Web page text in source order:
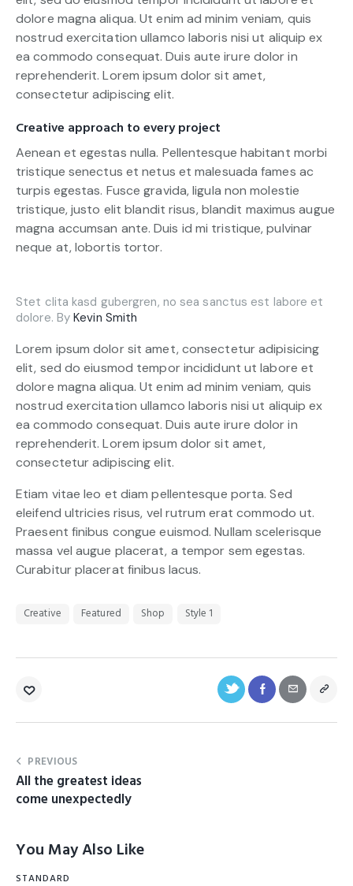
dolore magna aliqua. Ut enim ad minim veniam, quis
nostrud exercitation ullamco laboris nisi ut aliquip ex
ea commodo consequat. Duis aute irure dolor in
reprehenderit. Lorem ipsum dolor sit amet,
consectetur adipiscing elit.
Creative approach to every project
Aenean et egestas nulla. Pellentesque habitant morbi
tristique senectus et netus et malesuada fames ac
turpis egestas. Fusce gravida, ligula non molestie
tristique, justo elit blandit risus, blandit maximus augue
magna accumsan ante. Duis id mi tristique, pulvinar
neque at, lobortis tortor.
Stet clita kasd gubergren, no sea sanctus est labore et
dolore. ByKevin Smith
Lorem ipsum dolor sit amet, consectetur adipisicing
elit, sed do eiusmod tempor incididunt ut labore et
dolore magna aliqua. Ut enim ad minim veniam, quis
nostrud exercitation ullamco laboris nisi ut aliquip ex
ea commodo consequat. Duis aute irure dolor in
reprehenderit. Lorem ipsum dolor sit amet,
consectetur adipiscing elit.
Etiam vitae leo et diam pellentesque porta. Sed
eleifend ultricies risus, vel rutrum erat commodo ut.
Praesent finibus congue euismod. Nullam scelerisque
massa vel augue placerat, a tempor sem egestas.
Curabitur placerat finibus lacus.
Creative Featured Shop Style 1
PREVIOUS
All the greatest ideas
come unexpectedly
You May Also Like
STANDARD